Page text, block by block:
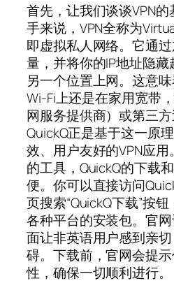
首先，让我们谈谈VPN
手来说，VPN全称为
即虚拟私人网络。它通
量，并将你的IP地址隐
另一个位置上网。这意
Wi-Fi上还是在家用宽带
网服务提供商）或第三方
QuickQ正是基于这一原
效、用户友好的VPN应
的工具，QuickQ的下载
便。你可以直接访问
页搜索“QuickQ下载”按
各种平台的安装包。官
面让非英语用户感到亲
碍。下载前，官网会提
性，确保一切顺利进行。